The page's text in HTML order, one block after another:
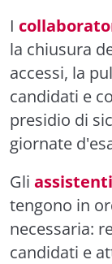
I
la chiusura
accessi, la
candidati e
presidio di
giornate
Gli
tengono in
necessaria:
candidati e